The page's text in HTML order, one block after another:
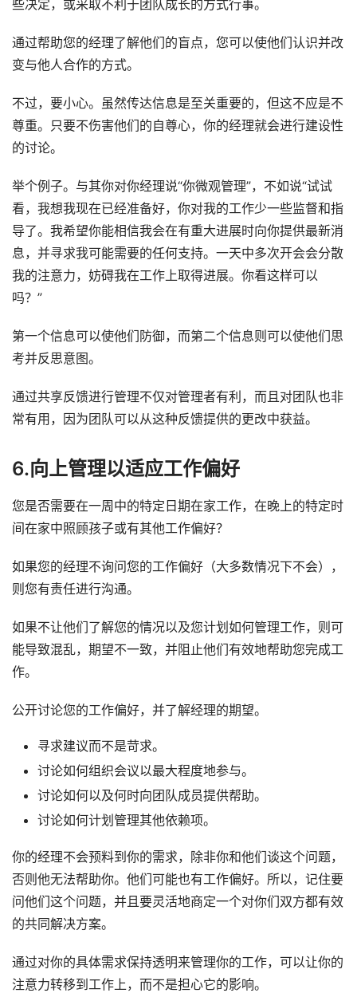
些决定，或采取不利于团队成长的方式行事。
通过帮助您的经理了解他们的盲点，您可以使他们认识并改
变与他人合作的方式。
不过，要小心。虽然传达信息是至关重要的，但这不应是不
尊重。只要不伤害他们的自尊心，你的经理就会进行建设性
的讨论。
举个例子。与其你对你经理说“你微观管理”，不如说“试试
看，我想我现在已经准备好，你对我的工作少一些监督和指
导了。我希望你能相信我会在有重大进展时向你提供最新消
息，并寻求我可能需要的任何支持。一天中多次开会会分散
我的注意力，妨碍我在工作上取得进展。你看这样可以
吗？”
第一个信息可以使他们防御，而第二个信息则可以使他们思
考并反思意图。
通过共享反馈进行管理不仅对管理者有利，而且对团队也非
常有用，因为团队可以从这种反馈提供的更改中获益。
6.向上管理以适应工作偏好
您是否需要在一周中的特定日期在家工作，在晚上的特定时
间在家中照顾孩子或有其他工作偏好？
如果您的经理不询问您的工作偏好（大多数情况下不会），
则您有责任进行沟通。
如果不让他们了解您的情况以及您计划如何管理工作，则可
能导致混乱，期望不一致，并阻止他们有效地帮助您完成工
作。
公开讨论您的工作偏好，并了解经理的期望。
寻求建议而不是苛求。
讨论如何组织会议以最大程度地参与。
讨论如何以及何时向团队成员提供帮助。
讨论如何计划管理其他依赖项。
你的经理不会预料到你的需求，除非你和他们谈这个问题，
否则他无法帮助你。他们可能也有工作偏好。所以，记住要
问他们这个问题，并且要灵活地商定一个对你们双方都有效
的共同解决方案。
通过对你的具体需求保持透明来管理你的工作，可以让你的
注意力转移到工作上，而不是担心它的影响。